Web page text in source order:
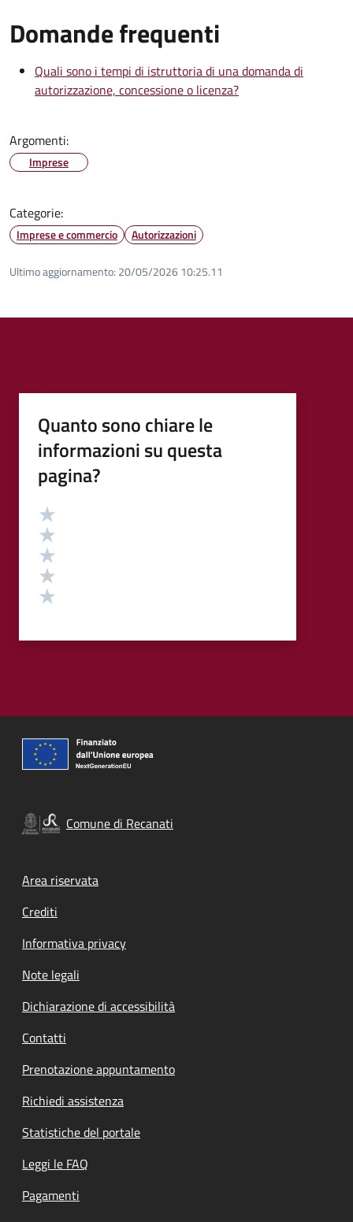
Domande frequenti
Quali sono i tempi di istruttoria di una domanda di
autorizzazione, concessione o licenza?
Argomenti:
Imprese
Categorie:
Imprese e commercio Autorizzazioni
Ultimo aggiornamento: 20/05/2026 10:25.11
Quanto sono chiare le
informazioni su questa
pagina?
Valutazione
Comune di Recanati
Footer menu
Area riservata
Crediti
Informativa privacy
Note legali
Dichiarazione di accessibilità
Contatti
Prenotazione appuntamento
Richiedi assistenza
Statistiche del portale
Leggi le FAQ
Pagamenti